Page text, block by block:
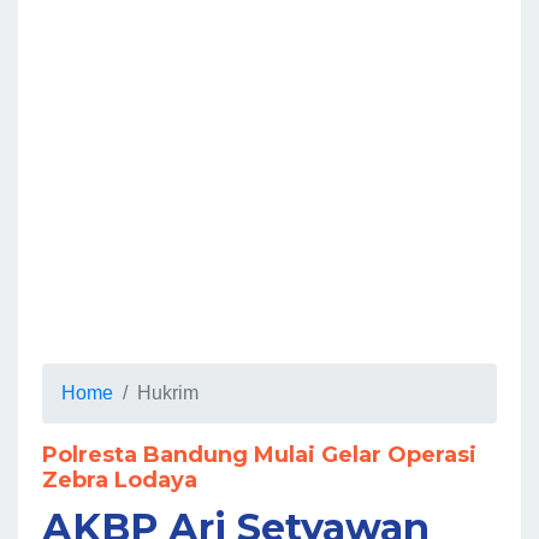
Home Hukrim
Polresta Bandung Mulai Gelar Operasi
Zebra Lodaya
AKBP Ari Setyawan